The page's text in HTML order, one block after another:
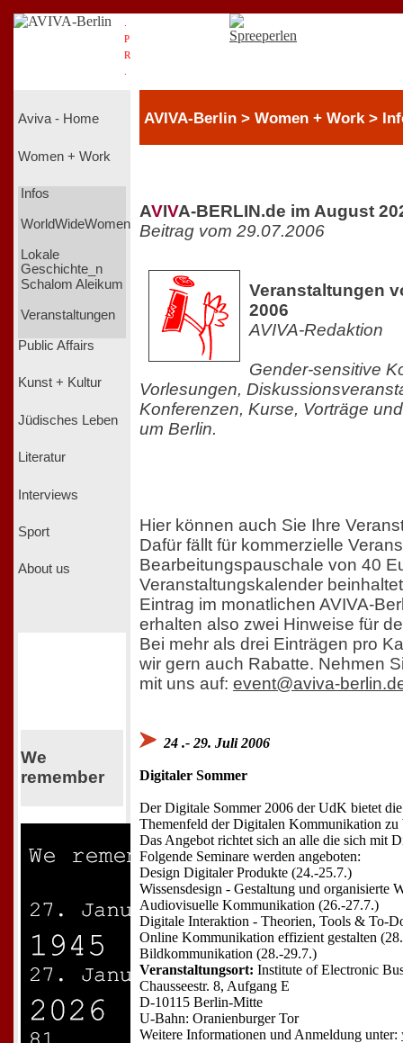
P
R
Aviva - Home
Women + Work
Infos
WorldWideWomen
Lokale
Geschichte_n
Schalom Aleikum
Veranstaltungen
Public Affairs
Kunst + Kultur
Jüdisches Leben
Literatur
Interviews
Sport
About us
We
remember
AVIVA-Berlin > Women + Work >
AVIVA-BERLIN.de im August
Beitrag vom 29.07.2006
Veranstaltungen
2006
AVIVA-Redaktion
Gender-sensitive
Vorlesungen,
Konferenzen, Kurse, Vorträge
um Berlin.
Hier können auch Sie Ihre
Dafür fällt für kommerzielle
Bearbeitungspauschale von 40
Veranstaltungskalender
Eintrag im monatlichen AVIVA-
erhalten also zwei Hinweise für
Bei mehr als drei Einträgen pro
wir gern auch Rabatte. Nehmen
mit uns auf: event@aviva-
24 .- 29. Juli 2006
Digitaler Sommer
Der Digitale Sommer 2006 der UdK bietet
Themenfeld der Digitalen Kommunikation zu
Das Angebot richtet sich an alle die sich mit
Folgende Seminare werden angeboten:
Design Digitaler Produkte (24.-25.7.)
Wissensdesign - Gestaltung und organisierte
Audiovisuelle Kommunikation (26.-27.7.)
Digitale Interaktion - Theorien, Tools & To-
Online Kommunikation effizient gestalten
Bildkommunikation (28.-29.7.)
Veranstaltungsort: Institute of Electronic
Chausseestr. 8, Aufgang E
D-10115 Berlin-Mitte
U-Bahn: Oranienburger Tor
Weitere Informationen und Anmeldung unter: